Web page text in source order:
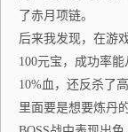
了赤月项链。
后来我发现，在游
100元宝，成功率
10%血，还反杀了
里面要是想要炼丹